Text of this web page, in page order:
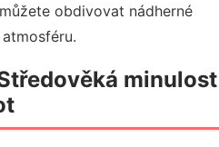
obdivovat nádherné
minulost